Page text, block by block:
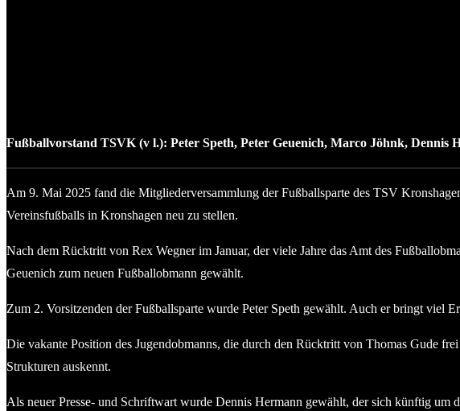
Fußballvorstand TSVK (v l.): Peter Speth, Peter Geuenich, Marco Jöhnk, Dennis
Am 9. Mai 2025 fand die Mitgliederversammlung der Fußballsparte des TSV
Vereinsfußballs in Kronshagen neu zu stellen.
Nach dem Rücktritt von Rex Wegner im Januar, der viele Jahre das Amt des
Geuenich zum neuen Fußballobmann gewählt.
Zum 2. Vorsitzenden der Fußballsparte wurde Peter Speth gewählt. Auch er bringt viel
Die vakante Position des Jugendobmanns, die durch den Rücktritt von Thomas Gude
Strukturen auskennt.
Als neuer Presse- und Schriftwart wurde Dennis Hermann gewählt, der sich künftig